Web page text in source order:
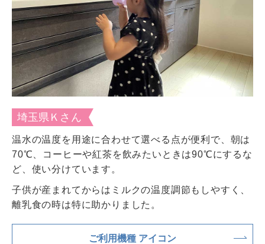
埼玉県Ｋさん
温水の温度を用途に合わせて選べる点が便利で、朝は
70℃、コーヒーや紅茶を飲みたいときは90℃にするな
ど、使い分けています。
子供が産まれてからはミルクの温度調節もしやすく、
離乳食の時は特に助かりました。
ご利用機種 アイコン